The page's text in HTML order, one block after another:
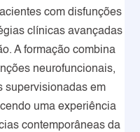
com disfunções
clínicas avançadas
A formação combina
neurofuncionais,
supervisionadas em
uma experiência
contemporâneas da